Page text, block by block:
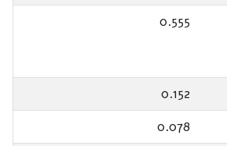
0.555
0.152
0.078